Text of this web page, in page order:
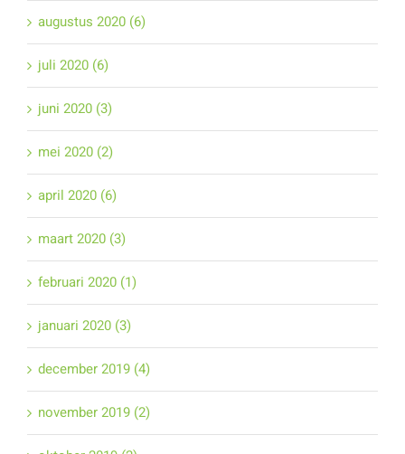
augustus 2020 (6)
juli 2020 (6)
juni 2020 (3)
mei 2020 (2)
april 2020 (6)
maart 2020 (3)
februari 2020 (1)
januari 2020 (3)
december 2019 (4)
november 2019 (2)